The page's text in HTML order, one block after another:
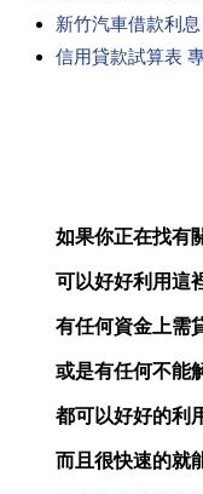
新竹汽車借款利
信用貸款試算表
如果你正在找有
可以好好利用這
有任何資金上需
或是有任何不能
都可以好好的利
而且很快速的就